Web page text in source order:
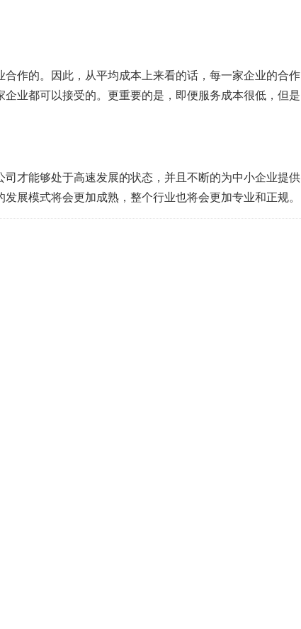
作的。因此，从平均成本上来看的话，每一家企业的合作
业都可以接受的。更重要的是，即便服务成本很低，但是
才能够处于高速发展的状态，并且不断的为中小企业提供
展模式将会更加成熟，整个行业也将会更加专业和正规。